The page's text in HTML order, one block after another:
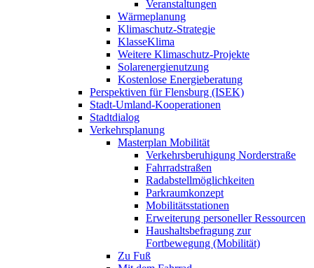
Veranstaltungen
Wärmeplanung
Klimaschutz-Strategie
KlasseKlima
Weitere Klimaschutz-Projekte
Solarenergienutzung
Kostenlose Energieberatung
Perspektiven für Flensburg (ISEK)
Stadt-Umland-Kooperationen
Stadtdialog
Verkehrsplanung
Masterplan Mobilität
Verkehrsberuhigung Norderstraße
Fahrradstraßen
Radabstellmöglichkeiten
Parkraumkonzept
Mobilitätsstationen
Erweiterung personeller Ressourcen
Haushaltsbefragung zur
Fortbewegung (Mobilität)
Zu Fuß